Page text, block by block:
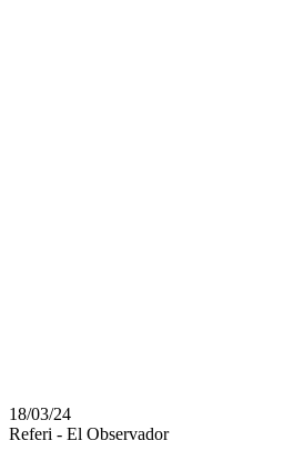
18/03/24
Referi - El Observador